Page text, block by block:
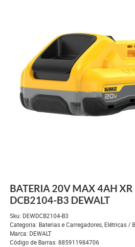
BATERIA 20V MAX 4AH XR
DCB2104-B3 DEWALT
Sku: DEWDCB2104-B3
Categoria: Baterias e Carregadores, Elétricas /
Marca: DEWALT
Código de Barras: 885911984706